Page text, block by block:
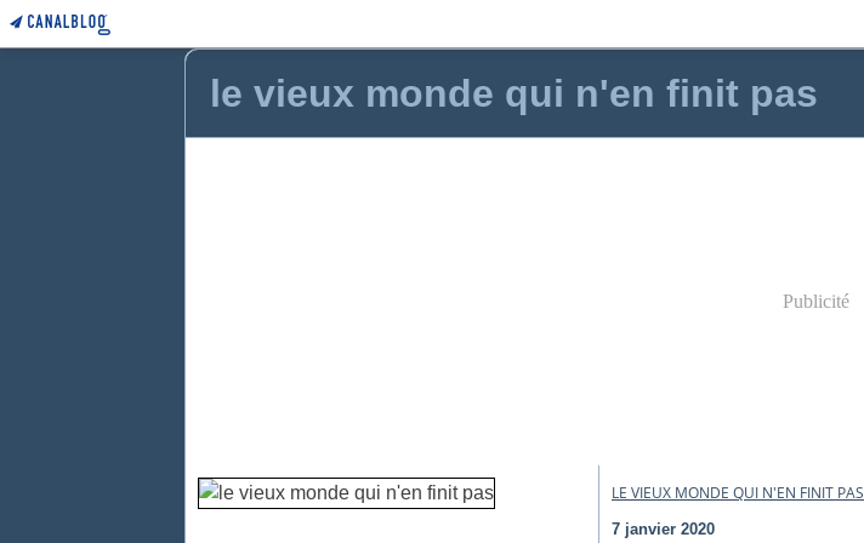
le vieux monde qui n'en finit pas
Publicité
LE VIEUX MONDE QUI N'EN FINIT PAS
7 janvier 2020